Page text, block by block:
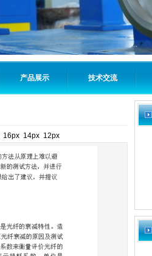
产品展示 技术交流
16px 14px 12px